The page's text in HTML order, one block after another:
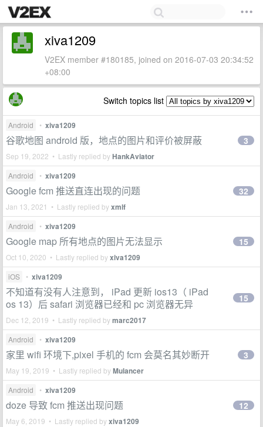
xiva1209
V2EX member #180185, joined on 2016-07-03 20:34:52
+08:00
Switch topics list
Android • xiva1209
谷歌地图 android 版，地点的图片和评价被屏蔽
Sep 19, 2022 • Lastly replied byHankAviator
3
Android • xiva1209
Google fcm 推送直连出现的问题
Jan 13, 2021 • Lastly replied byxmlf
32
Android • xiva1209
Google map 所有地点的图片无法显示
Oct 10, 2020 • Lastly replied byxiva1209
15
iOS • xiva1209
不知道有没有人注意到， iPad 更新 ios13（ iPad
os 13）后 safari 浏览器已经和 pc 浏览器无异
Dec 12, 2019 • Lastly replied bymarc2017
15
Android • xiva1209
家里 wifi 环境下,pixel 手机的 fcm 会莫名其妙断开
May 19, 2019 • Lastly replied byMulancer
3
Android • xiva1209
doze 导致 fcm 推送出现问题
May 6, 2019 • Lastly replied byxiva1209
12